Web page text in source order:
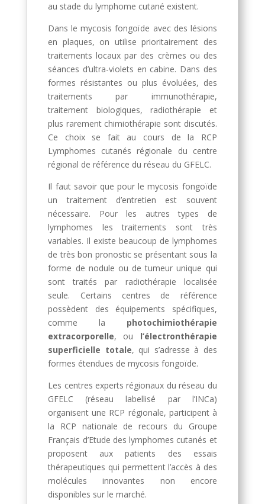
au stade du lymphome cutané existent.
Dans le mycosis fongoïde avec des lésions
en plaques, on utilise prioritairement des
traitements locaux par des crèmes ou des
séances d’ultra-violets en cabine. Dans des
formes résistantes ou plus évoluées, des
traitements par immunothérapie,
traitement biologiques, radiothérapie et
plus rarement chimiothérapie sont discutés.
Ce choix se fait au cours de la RCP
Lymphomes cutanés régionale du centre
régional de référence du réseau du GFELC.
Il faut savoir que pour le mycosis fongoïde
un traitement d’entretien est souvent
nécessaire. Pour les autres types de
lymphomes les traitements sont très
variables. Il existe beaucoup de lymphomes
de très bon pronostic se présentant sous la
forme de nodule ou de tumeur unique qui
sont traités par radiothérapie localisée
seule. Certains centres de référence
possèdent des équipements spécifiques,
comme la photochimiothérapie
extracorporelle, ou l’électronthérapie
superficielle totale, qui s’adresse à des
formes étendues de mycosis fongoïde.
Les centres experts régionaux du réseau du
GFELC (réseau labellisé par l’INCa)
organisent une RCP régionale, participent à
la RCP nationale de recours du Groupe
Français d’Etude des lymphomes cutanés et
proposent aux patients des essais
thérapeutiques qui permettent l’accès à des
molécules innovantes non encore
disponibles sur le marché.